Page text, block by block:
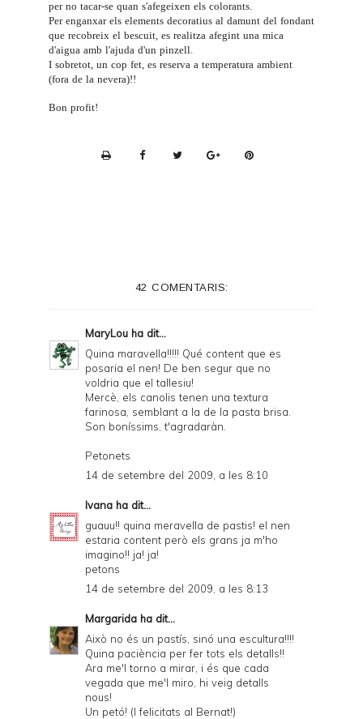
per no tacar-se quan s'afegeixen els colorants.
Per enganxar els elements decoratius al damunt del fondant
que recobreix el bescuit, es realitza afegint una mica
d'aigua amb l'ajuda d'un pinzell.
I sobretot, un cop fet, es reserva a temperatura ambient
(fora de la nevera)!!
Bon profit!
i
e
n
n
P
D
F
42 COMENTARIS:
MaryLou ha dit...
Quina maravella!!!!! Qué content que es
posaria el nen! De ben segur que no
voldria que el tallesiu!
Mercè, els canolis tenen una textura
farinosa, semblant a la de la pasta brisa.
Son boníssims, t'agradaràn.
Petonets
14 de setembre del 2009, a les 8:10
Ivana ha dit...
guauu!! quina meravella de pastis! el nen
estaria content però els grans ja m'ho
imagino!! ja! ja!
petons
14 de setembre del 2009, a les 8:13
Margarida ha dit...
Això no és un pastís, sinó una escultura!!!!
Quina paciència per fer tots els detalls!!
Ara me'l torno a mirar, i és que cada
vegada que me'l miro, hi veig detalls
nous!
Un petó! (I felicitats al Bernat!)